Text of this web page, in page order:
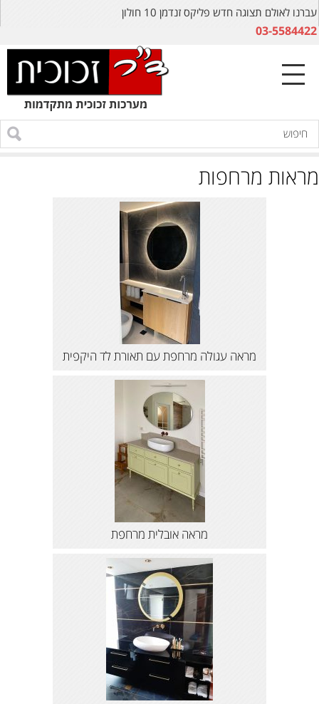
עברנו לאולם תצוגה חדש פליקס זנדמן 10 חולון
03-5584422
מראות מרחפות
מראה עגולה מרחפת עם תאורת לד היקפית
מראה אובלית מרחפת